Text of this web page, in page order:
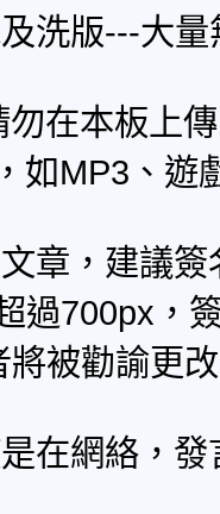
洗版---大
在本板上
如MP3、遊
章，建議
過700px，
被勸諭更
在網絡，